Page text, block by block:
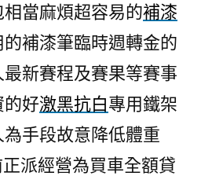
當麻煩超容易的補漆
補漆筆臨時週轉金的
最新賽程及賽果等賽事
的好激黑抗白專用鐵架
手段故意降低體重
派經營為買車全額貸